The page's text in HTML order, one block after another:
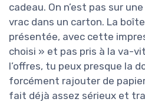
cadeau. On n’est pas sur
vrac dans un carton. La
présentée, avec cette
choisi » et pas pris à la va-
l’offres, tu peux presque la
forcément rajouter de
fait déjà assez sérieux et